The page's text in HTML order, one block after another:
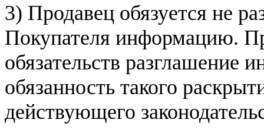
3) Продавец обязуется не
Покупателя информацию.
обязательств разглашение
обязанность такого
действующего